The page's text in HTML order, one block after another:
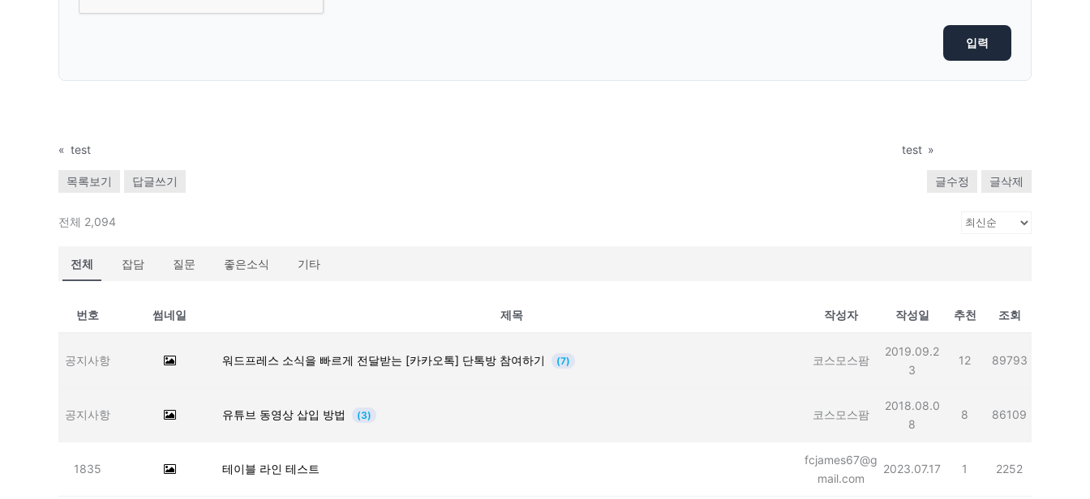
« test test »
목록보기 답글쓰기 글수정 글삭제
전체 2,094
전체 잡담 질문 좋은소식 기타
번호 썸네일 제목 작성자 작성일 추천 조회
공지사항 워드프레스 소식을 빠르게 전달받는 [카카오톡] 단톡방 참여하기 (7) 코스모스팜
2019.09.2
3
12 89793
공지사항 유튜브 동영상 삽입 방법 (3) 코스모스팜
2018.08.0
8
8 86109
1835 테이블 라인 테스트
fcjames67@g
mail.com
2023.07.17 1 2252